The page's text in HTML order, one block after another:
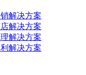
解决方案
解决方案
解决方案
解决方案